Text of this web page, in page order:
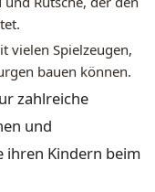
vielen Spielzeugen,
bauen können.
zahlreiche
und
ihren Kindern beim